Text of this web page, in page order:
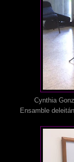
Cynthia
Ensamble